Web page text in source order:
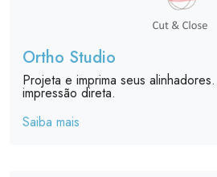
Ortho Studio
Projeta e imprima seus
impressão direta.
Saiba mais